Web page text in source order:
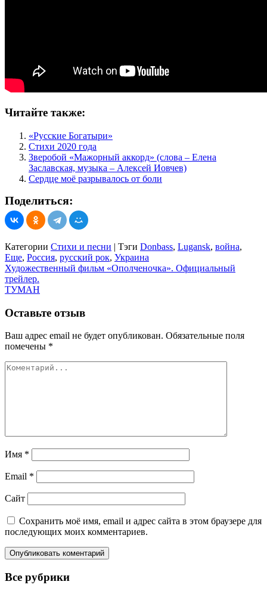
Читайте также:
«Русские Богатыри»
Стихи 2020 года
Зверобой «Мажорный аккорд» (слова – Елена
Заславская, музыка – Алексей Иовчев)
Сердце моё разрывалось от боли
Поделиться:
Категории Стихи и песни | Тэги Donbass, Lugansk, война,
Еще, Россия, русский рок, Украина
Навигация
по
Художественный фильм «Ополченочка». Официальный
трейлер.
ТУМАН
Оставьте отзыв
Ваш адрес email не будет опубликован. Обязательные поля
помечены *
Имя *
Email *
Сайт
Сохранить моё имя, email и адрес сайта в этом браузере для
последующих моих комментариев.
Все рубрики